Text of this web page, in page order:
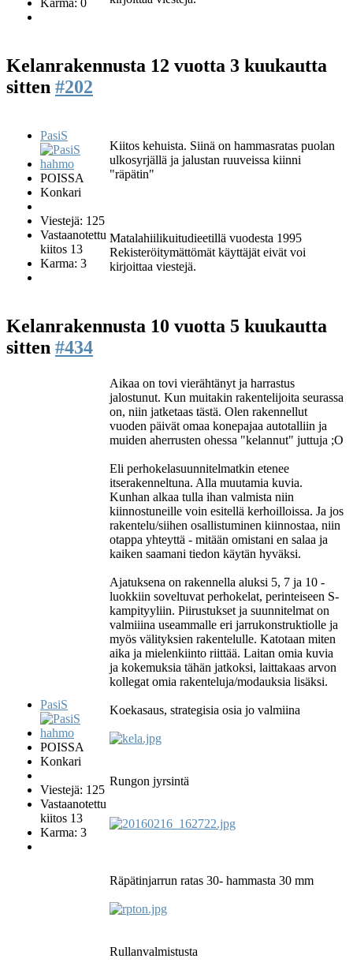
Karma: 0
Kelanrakennusta 12 vuotta 3 kuukautta
sitten #202
PasiS
POISSA
Konkari
Viestejä: 125
Vastaanotettu
kiitos 13
Karma: 3
Kiitos kehuista. Siinä on hammasratas puolan
ulkosyrjällä ja jalustan ruuveissa kiinni
"räpätin"
Matalahiilikuitudieetillä vuodesta 1995
Rekisteröitymättömät käyttäjät eivät voi
kirjoittaa viestejä.
Kelanrakennusta 10 vuotta 5 kuukautta
sitten #434
PasiS
POISSA
Konkari
Viestejä: 125
Vastaanotettu
kiitos 13
Karma: 3
Aikaa on tovi vierähtänyt ja harrastus
jalostunut. Kun muitakin rakentelijoita seurassa
on, niin jatketaas tästä. Olen rakennellut
vuoden päivät omaa konepajaa autotalliin ja
muiden aherrusten ohessa "kelannut" juttuja ;O
Eli perhokelasuunnitelmatkin etenee
itserakenneltuna. Alla muutamia kuvia.
Kunhan alkaa tulla ihan valmista niin
kiinnostuneille voin esitellä kerhoilloissa. Ja jos
rakentelu/siihen osallistuminen kiinnostaa, niin
otappa yhteyttä - mitään omistani en salaa ja
kaiken saamani tiedon käytän hyväksi.
Ajatuksena on rakennella aluksi 5, 7 ja 10 -
luokkiin soveltuvat perhokelat, perinteiseen S-
kampityyliin. Piirustukset ja suunnitelmat on
valmiiina useammalle eri jarrukonstruktiolle ja
myös välityksien rakentelulle. Katotaan miten
aika ja mielenkiinto riittää. Laitan omia kuvia
ja kokemuksia tähän jatkoksi, laittakaas arvon
kollegat omia rakenteluja/modauksia lisäksi.
Koekasaus, strategisia osia jo valmiina
Rungon jyrsintä
Räpätinjarrun ratas 30- hammasta 30 mm
Rullanvalmistusta